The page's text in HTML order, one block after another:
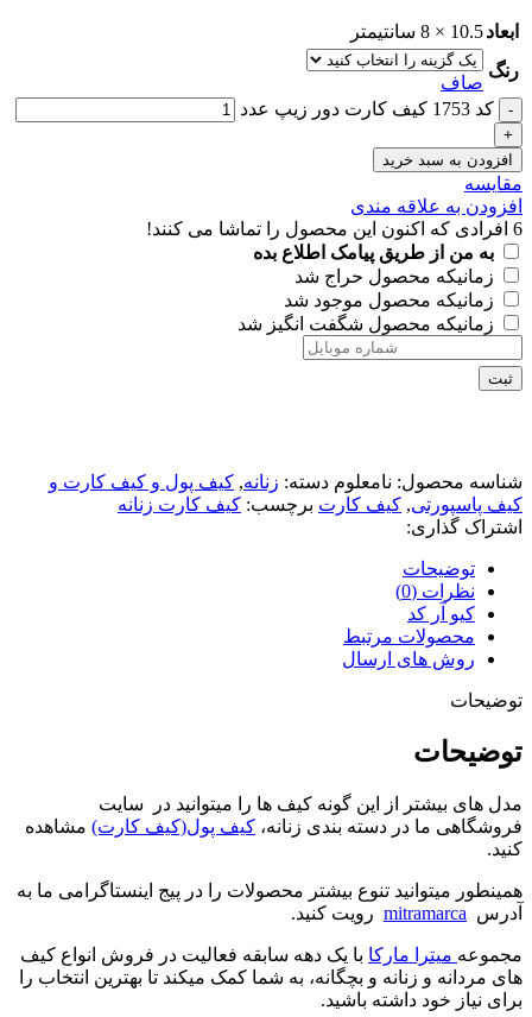
ابعاد10.5 × 8 سانتیمتر
رنگ
صاف
کد 1753 کیف کارت دور زیپ عدد
افزودن به سبد خرید
مقايسه
افزودن به علاقه مندی
6 افرادی که اکنون این محصول را تماشا می کنند!
به من از طریق پیامک اطلاع بده
زمانیکه محصول حراج شد
زمانیکه محصول موجود شد
زمانیکه محصول شگفت انگیز شد
ثبت
شناسه محصول: نامعلوم دسته: زنانه, کیف پول و کیف کارت و
کیف پاسپورتی, کیف کارت برچسب: کیف کارت زنانه
اشتراک گذاری:
توضیحات
نظرات (0)
کیو آر کد
محصولات مرتبط
روش های ارسال
توضیحات
توضیحات
مدل های بیشتر از این گونه کیف ها را میتوانید در سایت
فروشگاهی ما در دسته بندی زنانه، کیف پول(کیف کارت) مشاهده
کنید.
همینطور میتوانید تنوع بیشتر محصولات را در پیج اینستاگرامی ما به
آدرس mitramarca رویت کنید.
مجموعه میترا مارکا با یک دهه سابقه فعالیت در فروش انواع کیف
های مردانه و زنانه و بچگانه، به شما کمک میکند تا بهترین انتخاب را
برای نیاز خود داشته باشید.